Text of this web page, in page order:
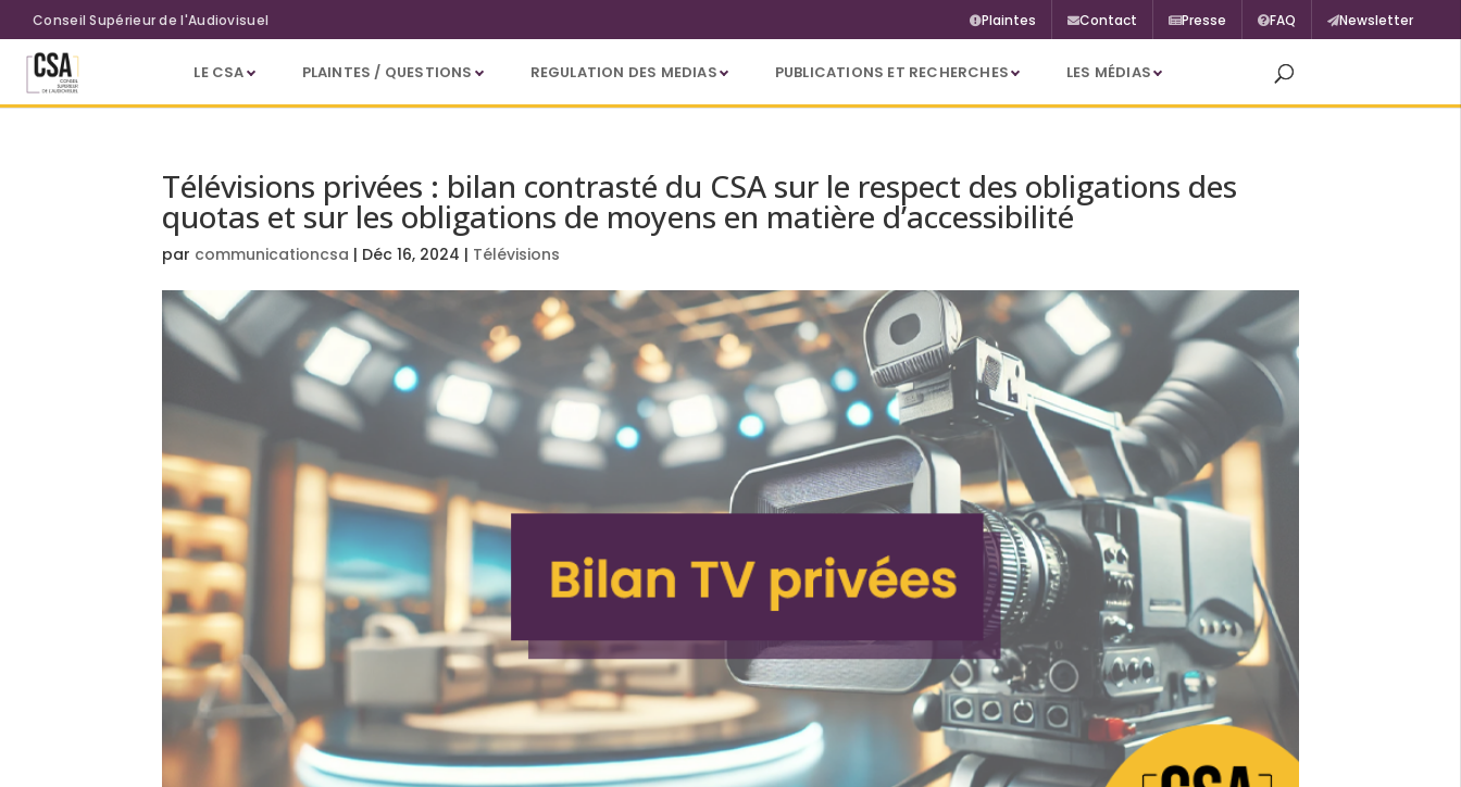
Aller au contenu principal
Conseil Supérieur de l'Audiovisuel Plaintes Contact Presse FAQ Newsletter
LE CSA PLAINTES / QUESTIONS REGULATION DES MEDIAS PUBLICATIONS ET RECHERCHES LES MÉDIAS
Télévisions privées : bilan contrasté du CSA sur le respect des obligations des
quotas et sur les obligations de moyens en matière d’accessibilité
par communicationcsa | Déc 16, 2024 | Télévisions